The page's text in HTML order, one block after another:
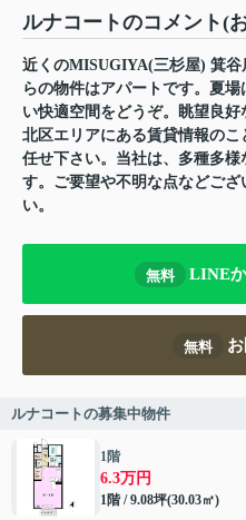
ルナコートのコメント(
近くのMISUGIYA(三杉屋) 箕
らの物件はアパートです。夏
い快適空間をどうぞ。眺望良
北区エリアにある賃貸情報の
任せ下さい。当社は、多種多
す。ご要望や不明な点などご
い。
無料 LINE
無料
ルナコートの募集中物件
1階
6.3万円
1階 / 9.08坪(30.03㎡)